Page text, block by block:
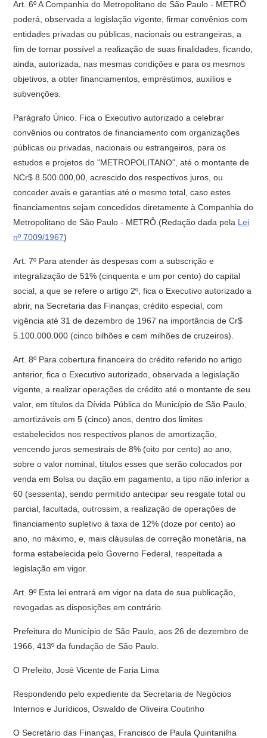
Art. 6º A Companhia do Metropolitano de São Paulo - METRÔ
poderá, observada a legislação vigente, firmar convênios com
entidades privadas ou públicas, nacionais ou estrangeiras, a
fim de tornar possível a realização de suas finalidades, ficando,
ainda, autorizada, nas mesmas condições e para os mesmos
objetivos, a obter financiamentos, empréstimos, auxílios e
subvenções.
Parágrafo Único. Fica o Executivo autorizado a celebrar
convênios ou contratos de financiamento com organizações
públicas ou privadas, nacionais ou estrangeiros, para os
estudos e projetos do "METROPOLITANO", até o montante de
NCr$ 8.500.000,00, acrescido dos respectivos juros, ou
conceder avais e garantias até o mesmo total, caso estes
financiamentos sejam concedidos diretamente à Companhia do
Metropolitano de São Paulo - METRÔ.(Redação dada pela Lei
nº 7009/1967)
Art. 7º Para atender às despesas com a subscrição e
integralização de 51% (cinquenta e um por cento) do capital
social, a que se refere o artigo 2º, fica o Executivo autorizado a
abrir, na Secretaria das Finanças, crédito especial, com
vigência até 31 de dezembro de 1967 na importância de Cr$
5.100.000.000 (cinco bilhões e cem milhões de cruzeiros).
Art. 8º Para cobertura financeira do crédito referido no artigo
anterior, fica o Executivo autorizado, observada a legislação
vigente, a realizar operações de crédito até o montante de seu
valor, em títulos da Dívida Pública do Município de São Paulo,
amortizáveis em 5 (cinco) anos, dentro dos limites
estabelecidos nos respectivos planos de amortização,
vencendo juros semestrais de 8% (oito por cento) ao ano,
sobre o valor nominal, títulos esses que serão colocados por
venda em Bolsa ou dação em pagamento, a tipo não inferior a
60 (sessenta), sendo permitido antecipar seu resgate total ou
parcial, facultada, outrossim, a realização de operações de
financiamento supletivo à taxa de 12% (doze por cento) ao
ano, no máximo, e, mais cláusulas de correção monetária, na
forma estabelecida pelo Governo Federal, respeitada a
legislação em vigor.
Art. 9º Esta lei entrará em vigor na data de sua publicação,
revogadas as disposições em contrário.
Prefeitura do Município de São Paulo, aos 26 de dezembro de
1966, 413º da fundação de São Paulo.
O Prefeito, José Vicente de Faria Lima
Respondendo pelo expediente da Secretaria de Negócios
Internos e Jurídicos, Oswaldo de Oliveira Coutinho
O Secretário das Finanças, Francisco de Paula Quintanilha